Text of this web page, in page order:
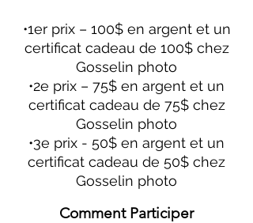
•1er prix – 100$ en argent et un
certificat cadeau de 100$ chez
Gosselin photo
•2e prix – 75$ en argent et un
certificat cadeau de 75$ chez
Gosselin photo
•3e prix - 50$ en argent et un
certificat cadeau de 50$ chez
Gosselin photo
Comment Participer